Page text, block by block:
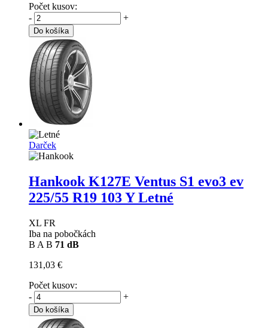
Počet kusov:
-
+
Do košíka
Darček
Hankook K127E Ventus S1 evo3 ev
225/55 R19 103 Y Letné
XL FR
Iba na pobočkách
B A B 71 dB
131,03 €
Počet kusov:
-
+
Do košíka